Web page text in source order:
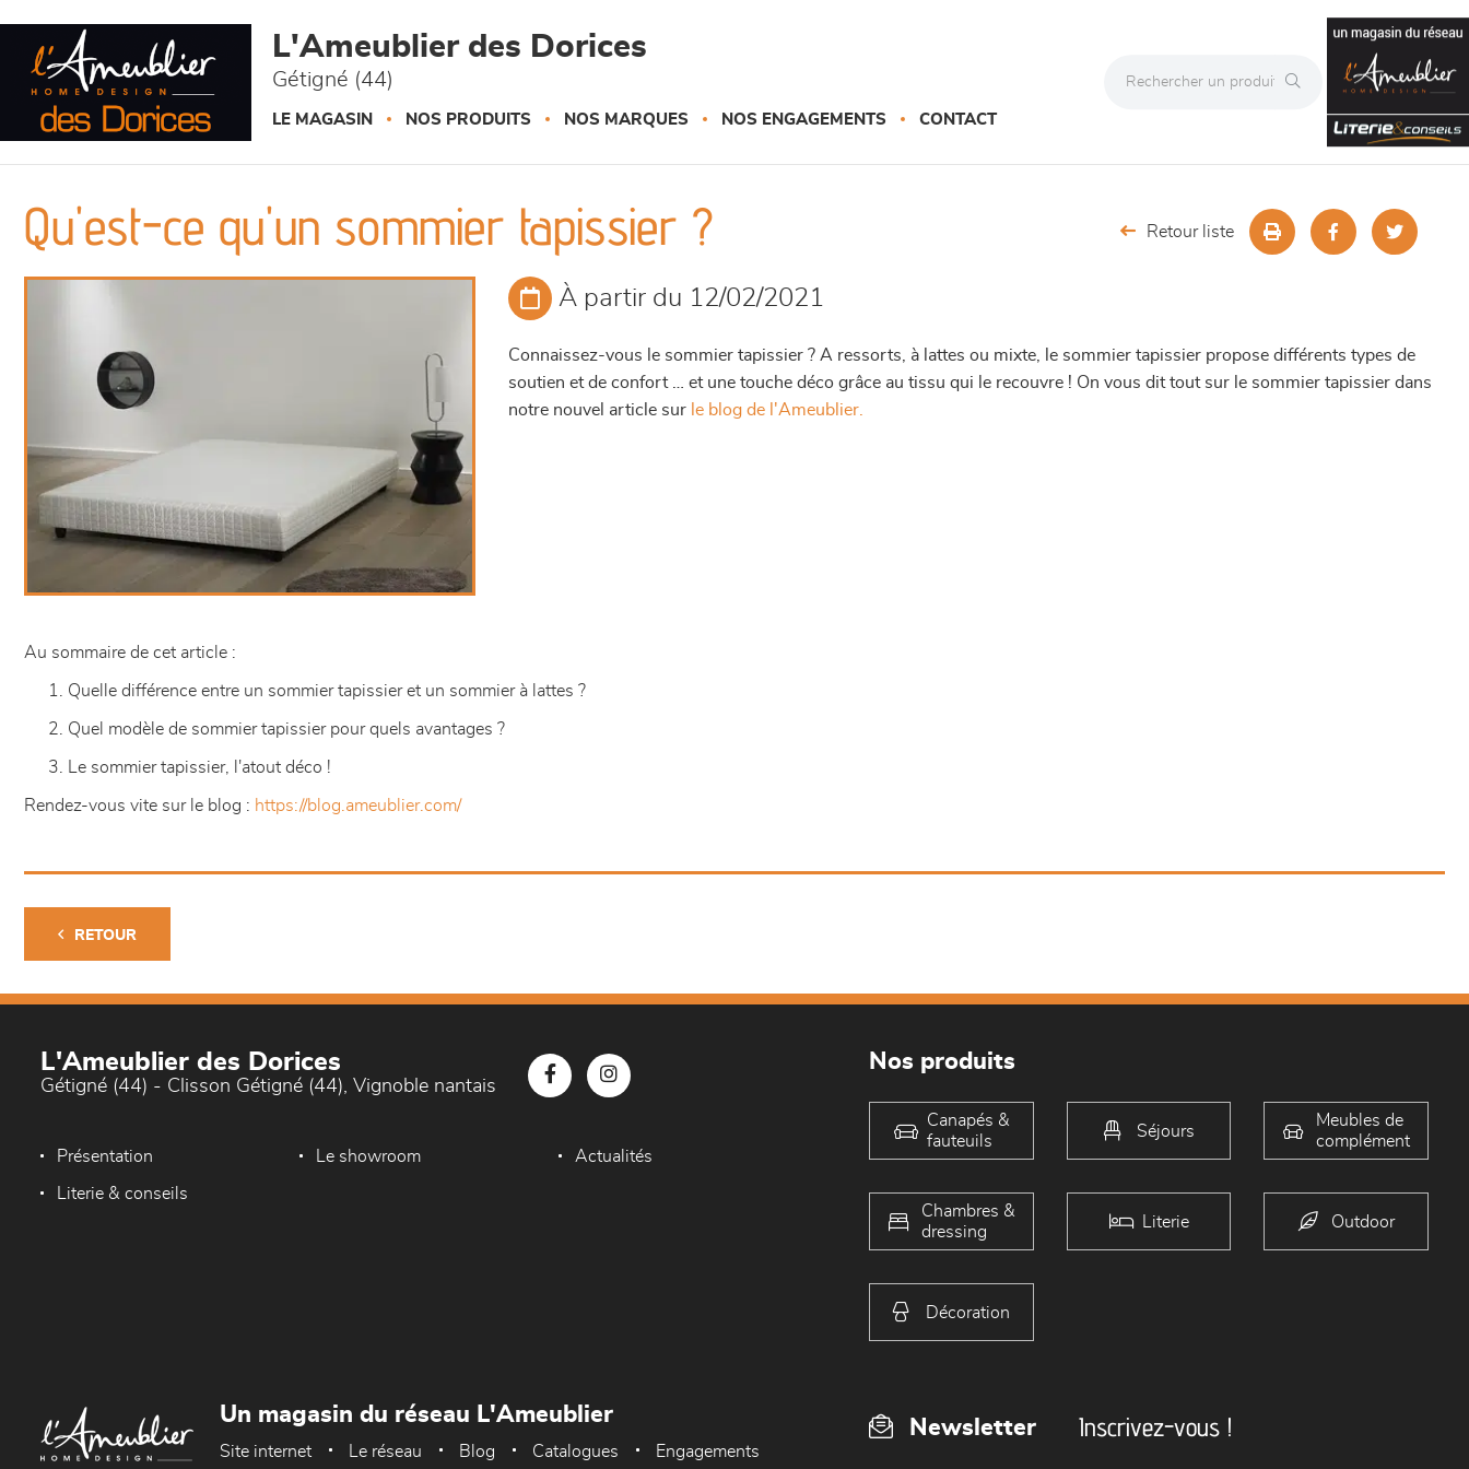
L'Ameublier des Dorices
Gétigné (44)
LE MAGASIN NOS PRODUITS NOS MARQUES NOS ENGAGEMENTS CONTACT
Qu'est-ce qu'un sommier tapissier ? Retour liste
À partir du 12/02/2021
Connaissez-vous le sommier tapissier ? A ressorts, à lattes ou mixte, le sommier tapissier propose différents types de
soutien et de confort … et une touche déco grâce au tissu qui le recouvre ! On vous dit tout sur le sommier tapissier dans
notre nouvel article sur le blog de l'Ameublier.
Au sommaire de cet article :
Quelle différence entre un sommier tapissier et un sommier à lattes ?
Quel modèle de sommier tapissier pour quels avantages ?
Le sommier tapissier, l'atout déco !
Rendez-vous vite sur le blog : https://blog.ameublier.com/
RETOUR
L'Ameublier des Dorices
Gétigné (44) - Clisson Gétigné (44), Vignoble nantais
Présentation Le showroom Actualités
Literie & conseils
Nos produits
Canapés &
fauteuils
Séjours
Meubles de
complément
Chambres &
dressing
Literie Outdoor
Décoration
Newsletter Inscrivez-vous !
Un magasin du réseau L'Ameublier
Site internet Le réseau Blog Catalogues Engagements